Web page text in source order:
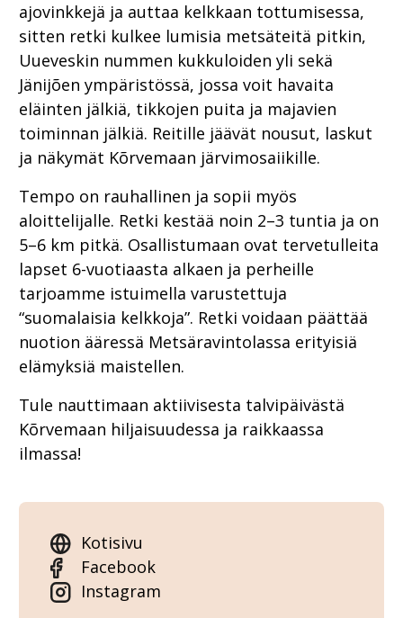
ajovinkkejä ja auttaa kelkkaan tottumisessa,
sitten retki kulkee lumisia metsäteitä pitkin,
Uueveskin nummen kukkuloiden yli sekä
Jänijõen ympäristössä, jossa voit havaita
eläinten jälkiä, tikkojen puita ja majavien
toiminnan jälkiä. Reitille jäävät nousut, laskut
ja näkymät Kõrvemaan järvimosaiikille.
Tempo on rauhallinen ja sopii myös
aloittelijalle. Retki kestää noin 2–3 tuntia ja on
5–6 km pitkä. Osallistumaan ovat tervetulleita
lapset 6-vuotiaasta alkaen ja perheille
tarjoamme istuimella varustettuja
“suomalaisia kelkkoja”. Retki voidaan päättää
nuotion ääressä Metsäravintolassa erityisiä
elämyksiä maistellen.
Tule nauttimaan aktiivisesta talvipäivästä
Kõrvemaan hiljaisuudessa ja raikkaassa
ilmassa!
Kotisivu
Facebook
Instagram